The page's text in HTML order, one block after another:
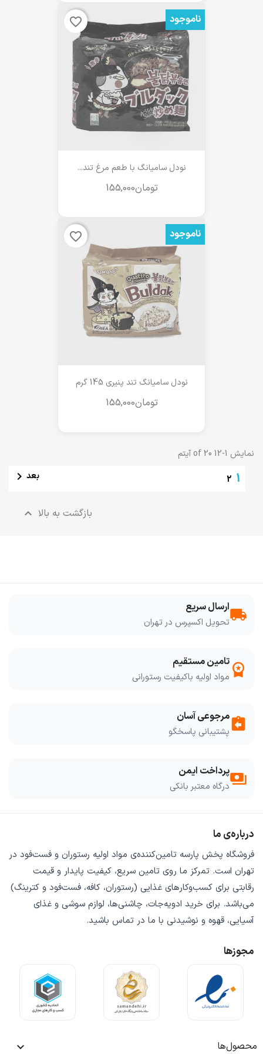
نودل سامیانگ با طعم مرغ تند...
‎تومان155,000
ناموجود favorite_border
نودل سامیانگ تند پنیری 145 گرم
‎تومان155,000
ناموجود favorite_border
نمایش 1-12 of 20 آیتم
1
2 بعد 
بازگشت به بالا 
local_shippingارسال سریع
تحویل اکسپرس در تهران
workspace_premium تامین مستقیم
مواد اولیه باکیفیت رستورانی
assignment_returnمرجوعی آسان
پشتیبانی پاسخگو
paymentsپرداخت ایمن
درگاه معتبر بانکی
درباره‌ی ما
فروشگاه پخش پارسه تامین‌کننده‌ی مواد اولیه رستوران و فست‌فود در
تهران است. تمرکز ما روی تامین سریع، کیفیت پایدار و قیمت
رقابتی برای کسب‌وکارهای غذایی (رستوران، کافه، فست‌فود و کترینگ)
می‌باشد. برای خرید ادویه‌جات، چاشنی‌ها، لوازم سوشی و غذای
آسیایی، قهوه و نوشیدنی با ما در تماس باشید.
مجوزها
محصول‌ها 